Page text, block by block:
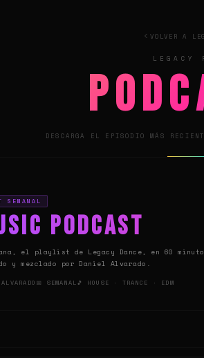
VOLVER A
LEGACY
DESCARGA EL EPISODIO MÁS
SEMANAL
Podcast
el playlist de Legacy Dance, en 60
y mezclado por Daniel Alvarado.
📅 SEMANAL🎵 HOUSE · TRANCE · EDM